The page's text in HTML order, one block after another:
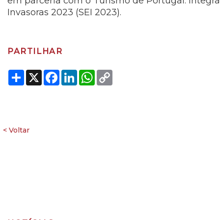
Invasoras 2023 (SEI 2023).
PARTILHAR
Share
X Facebook
LinkedInWhatsApp